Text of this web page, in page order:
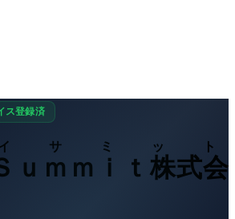
ス登録済
ｍｍｉｔ株式会
サミット